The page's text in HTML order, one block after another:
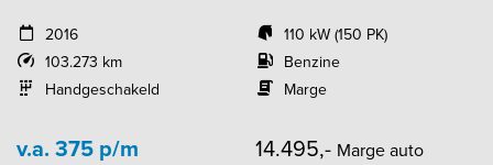
2016
103.273 km
Handgeschakeld
110 kW (150 PK)
Benzine
Marge
v.a. 375 p/m 14.495,- Marge auto